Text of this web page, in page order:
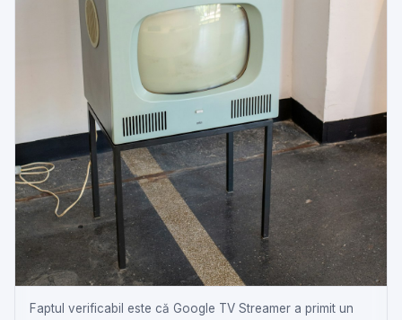
Faptul verificabil este că Google TV Streamer a primit un